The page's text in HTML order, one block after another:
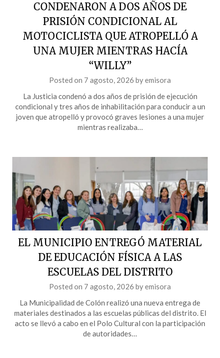
CONDENARON A DOS AÑOS DE
PRISIÓN CONDICIONAL AL
MOTOCICLISTA QUE ATROPELLÓ A
UNA MUJER MIENTRAS HACÍA
“WILLY”
Posted on 7 agosto, 2026 byemisora
La Justicia condenó a dos años de prisión de ejecución
condicional y tres años de inhabilitación para conducir a un
joven que atropelló y provocó graves lesiones a una mujer
mientras realizaba…
EL MUNICIPIO ENTREGÓ MATERIAL
DE EDUCACIÓN FÍSICA A LAS
ESCUELAS DEL DISTRITO
Posted on 7 agosto, 2026 byemisora
La Municipalidad de Colón realizó una nueva entrega de
materiales destinados a las escuelas públicas del distrito. El
acto se llevó a cabo en el Polo Cultural con la participación
de autoridades…